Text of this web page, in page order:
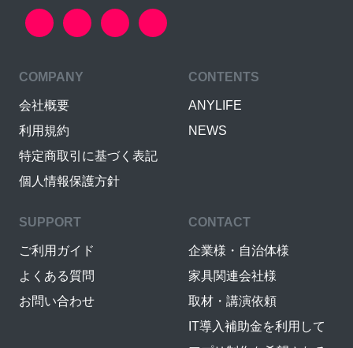
COMPANY
会社概要
利用規約
特定商取引に基づく表記
個人情報保護方針
CONTENTS
ANYLIFE
NEWS
SUPPORT
ご利用ガイド
よくある質問
お問い合わせ
CONTACT
企業様・自治体様
家具関連会社様
取材・講演依頼
IT導入補助金を利用して